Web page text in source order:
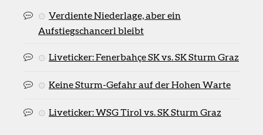
Verdiente Niederlage, aber ein
Aufstiegschancerl bleibt
Liveticker: Fenerbahçe SK vs. SK Sturm Graz
Keine Sturm-Gefahr auf der Hohen Warte
Liveticker: WSG Tirol vs. SK Sturm Graz